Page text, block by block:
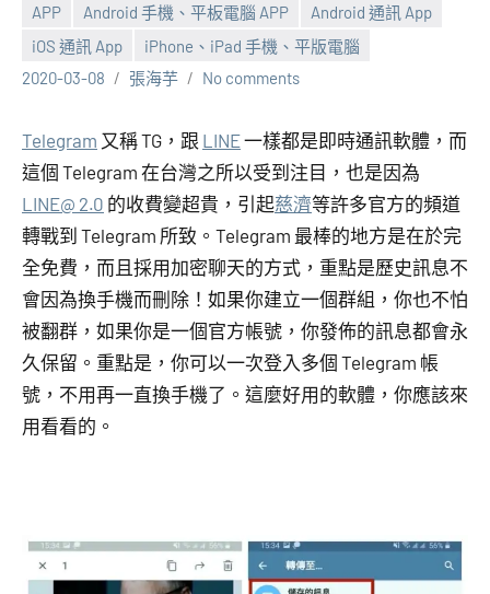
APP Android 手機、平板電腦 APP
Android 通訊 App
iOS 通訊 App
iPhone、iPad 手機、平版電腦
2020-03-08
張海芋 No comments
Telegram 又稱 TG，跟 LINE一樣都是即時通訊軟體，而
這個 Telegram 在台灣之所以受到注目，也是因為
LINE@ 2.0 的收費變超貴，引起慈濟等許多官方的頻道
轉戰到 Telegram 所致。Telegram 最棒的地方是在於完
全免費，而且採用加密聊天的方式，重點是歷史訊息不
會因為換手機而刪除！如果你建立一個群組，你也不怕
被翻群，如果你是一個官方帳號，你發佈的訊息都會永
久保留。重點是，你可以一次登入多個 Telegram 帳
號，不用再一直換手機了。這麼好用的軟體，你應該來
用看看的。